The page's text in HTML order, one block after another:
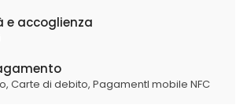
e accoglienza
Carte di debito, PagamentI mobile NFC